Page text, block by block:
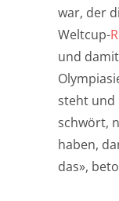
war, der
Weltcup-
und
steht und
schwört,
haben,
das»,